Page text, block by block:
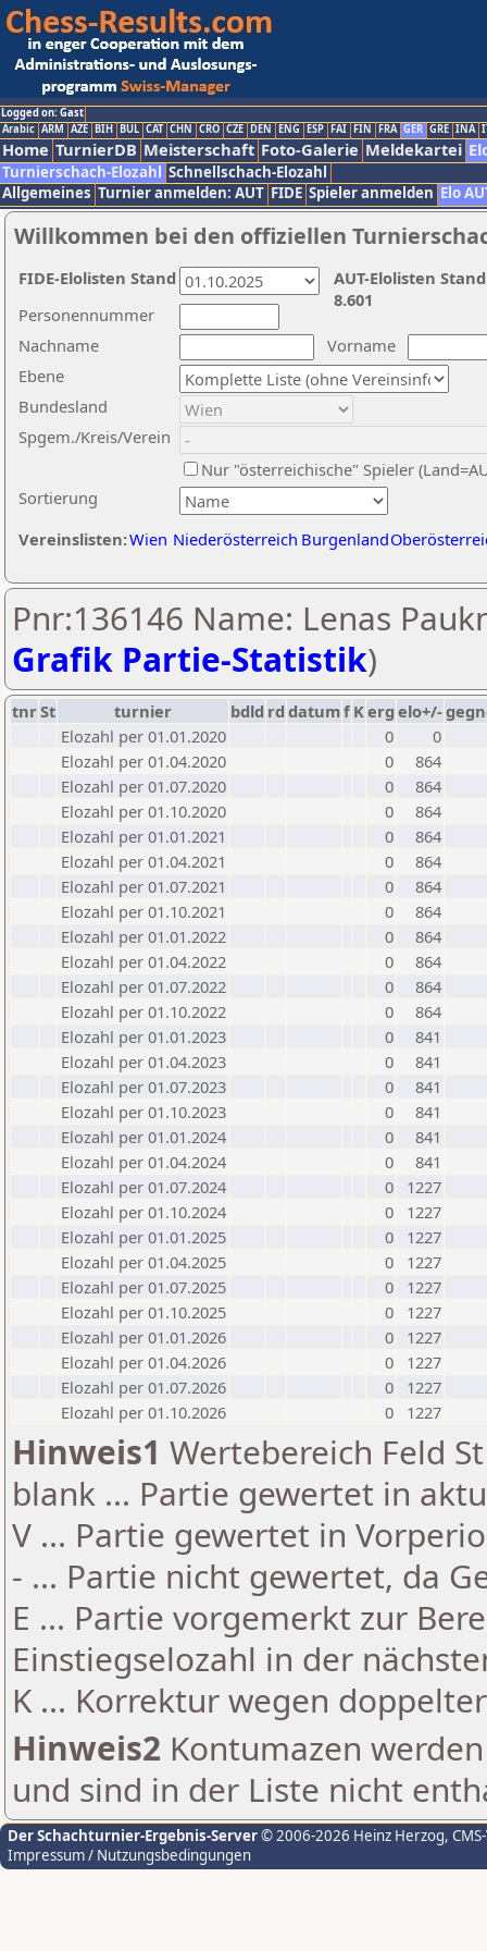
Logged on: Gast
Arabic ARM AZE BIH BUL CAT CHN CRO CZE DEN ENG ESP FAI FIN FRA GER GRE INA
Home TurnierDB Meisterschaft Foto-Galerie Meldekartei
Turnierschach-Elozahl Schnellschach-Elozahl
Allgemeines Turnier anmelden: AUT FIDE Spieler anmelden Elo
Willkommen bei den offiziellen
Nachname
Vorname
Ebene
Sortierung
Personennummer
Bundesland
Spgem./Kreis/Verein
Nur "österreichische" Spieler
Vereinslisten:Wien Niederösterreich Burgenland
AUT-Elolisten
8.601
FIDE-Elolisten Stand
Pnr:136146 Name: Lenas
Grafik Partie-Statistik)
tnrSt turnier bdld rd datumf Kerg elo+/-
Elozahl per 01.01.2020
0
0
Elozahl per 01.04.2020
0
864
Elozahl per 01.07.2020
0
864
Elozahl per 01.10.2020
0
864
Elozahl per 01.01.2021
0
864
Elozahl per 01.04.2021
0
864
Elozahl per 01.07.2021
0
864
Elozahl per 01.10.2021
0
864
Elozahl per 01.01.2022
0
864
Elozahl per 01.04.2022
0
864
Elozahl per 01.07.2022
0
864
Elozahl per 01.10.2022
0
864
Elozahl per 01.01.2023
0
841
Elozahl per 01.04.2023
0
841
Elozahl per 01.07.2023
0
841
Elozahl per 01.10.2023
0
841
Elozahl per 01.01.2024
0
841
Elozahl per 01.04.2024
0
841
Elozahl per 01.07.2024
0
1227
Elozahl per 01.10.2024
0
1227
Elozahl per 01.01.2025
0
1227
Elozahl per 01.04.2025
0
1227
Elozahl per 01.07.2025
0
1227
Elozahl per 01.10.2025
0
1227
Elozahl per 01.01.2026
0
1227
Elozahl per 01.04.2026
0
1227
Elozahl per 01.07.2026
0
1227
Elozahl per 01.10.2026
0 1227
Hinweis1 Wertebereich Feld
blank ... Partie gewertet in
V ... Partie gewertet in
- ... Partie nicht gewertet, da
E ... Partie vorgemerkt zur
Einstiegselozahl in der
K ... Korrektur wegen
Hinweis2 Kontumazen
und sind in der Liste nicht
Der Schachturnier-Ergebnis-Server© 2006-2026 Heinz Herzog,
Impressum / Nutzungsbedingungen